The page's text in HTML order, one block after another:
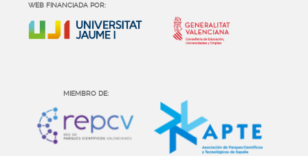
WEB FINANCIADA POR:
MIEMBRO DE: